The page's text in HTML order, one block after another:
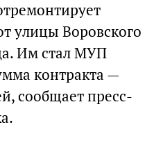
улицы Воровского
Им стал МУП
контракта —
сообщает пресс-